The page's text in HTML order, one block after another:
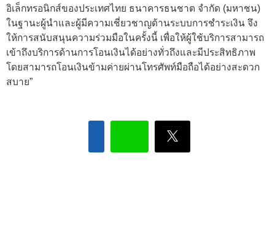
อิเล็กทรอนิกส์ของประเทศไทย ธนาคารธนชาต จำกัด (มหาชน)
ในฐานะผู้นำและผู้มีความเชี่ยวชาญด้านระบบการชำระเงิน จึง
ให้การสนับสนุนความร่วมมือในครั้งนี้ เพื่อให้ผู้ใช้บริการสามารถ
เข้าถึงบริการด้านการโอนเงินได้อย่างทั่วถึงและมีประสิทธิภาพ
โดยสามารถโอนเงินข้ามค่ายผ่านโทรศัพท์มือถือได้อย่างสะดวก
สบาย”